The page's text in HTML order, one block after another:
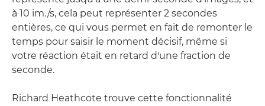
à 10 im./s, cela peut représenter 2 secondes
entières, ce qui vous permet en fait de remonter le
temps pour saisir le moment décisif, même si
votre réaction était en retard d'une fraction de
seconde.
Richard Heathcote trouve cette fonctionnalité